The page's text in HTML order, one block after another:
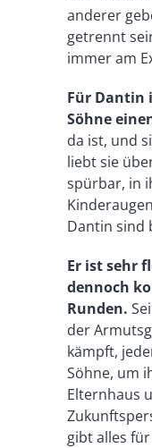
anderer
getrennt
immer am
Für Dantin
Söhne
da ist, und
liebt sie
spürbar, in
Dantin sind
Er ist sehr
dennoch
Runden.
der
kämpft,
Söhne, um
Elternhaus
gibt alles